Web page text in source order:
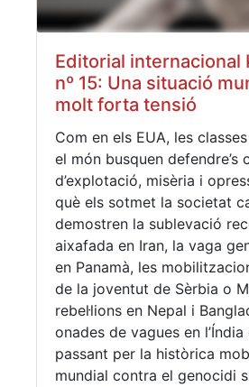
Editorial internacional
nº 15: Una situació
molt forta tensió
Com en els EUA, les
el món busquen defendre’s
d’explotació, misèria i
què els sotmet la societat
demostren la sublevació
aixafada en Iran, la vaga
en Panamà, les
de la joventut de Sèrbia o
rebel·lions en Nepal i
onades de vagues en
passant per la històrica
mundial contra el genocidi